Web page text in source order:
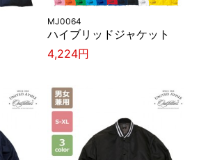
MJ0064
ハイブリッドジャケット
4,224円